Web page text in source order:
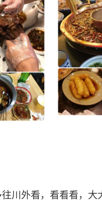
川外看，看看看，